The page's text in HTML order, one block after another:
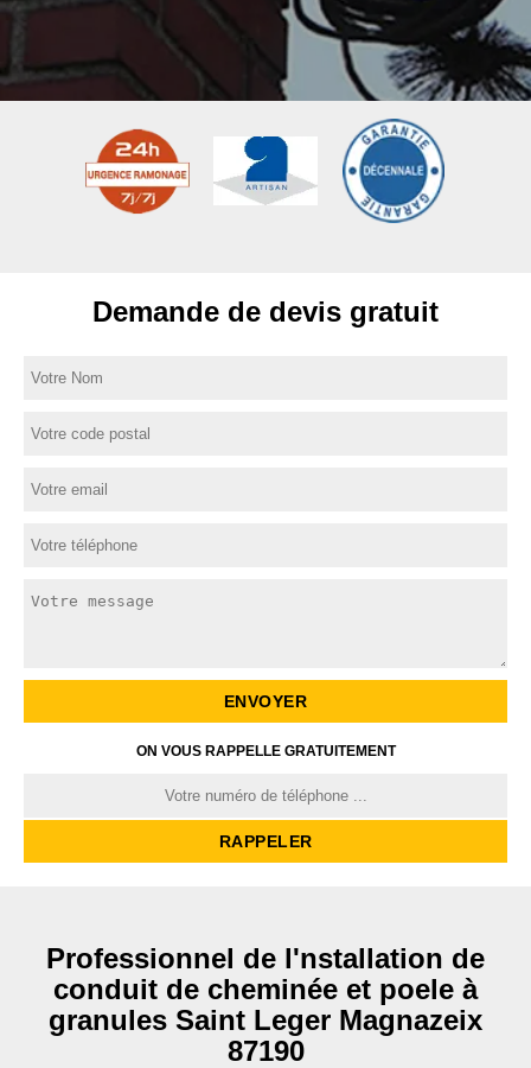
Demande de devis gratuit
ON VOUS RAPPELLE GRATUITEMENT
Professionnel de l'nstallation de
conduit de cheminée et poele à
granules Saint Leger Magnazeix
87190